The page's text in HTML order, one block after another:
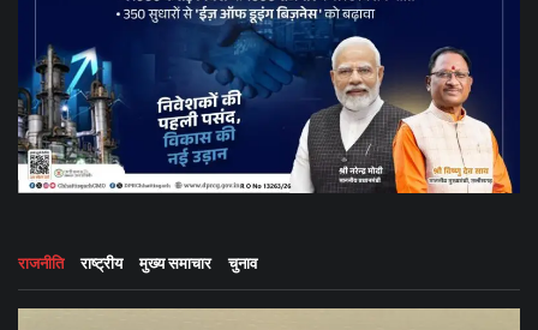
राजनीति राष्ट्रीय मुख्य समाचार चुनाव